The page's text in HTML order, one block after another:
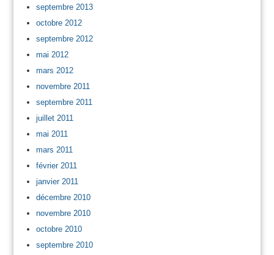
septembre 2013
octobre 2012
septembre 2012
mai 2012
mars 2012
novembre 2011
septembre 2011
juillet 2011
mai 2011
mars 2011
février 2011
janvier 2011
décembre 2010
novembre 2010
octobre 2010
septembre 2010